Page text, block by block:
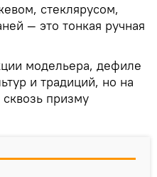
стеклярусом,
— это тонкая ручная
модельера, дефиле
и традиций, но на
призму